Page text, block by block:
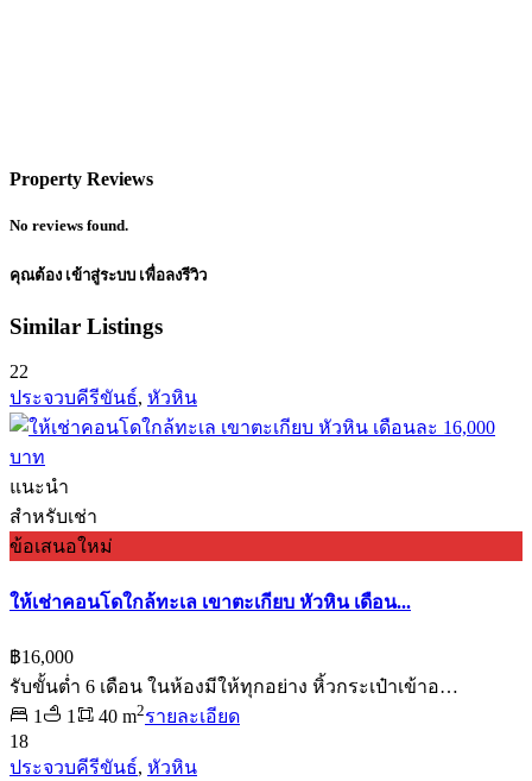
Property Reviews
No reviews found.
คุณต้อง เข้าสู่ระบบ เพื่อลงรีวิว
Similar Listings
22
ประจวบคีรีขันธ์, หัวหิน
แนะนำ
สำหรับเช่า
ข้อเสนอใหม่
ให้เช่าคอนโดใกล้ทะเล เขาตะเกียบ หัวหิน เดือน...
฿16,000
รับขั้นต่ำ 6 เดือน ในห้องมีให้ทุกอย่าง หิ้วกระเป๋าเข้าอ…
1
1 40 m2รายละเอียด
18
ประจวบคีรีขันธ์, หัวหิน